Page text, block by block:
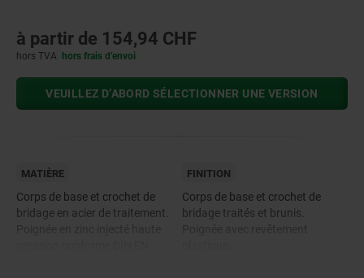
à partir de 154,94 CHF
hors TVA hors frais d’envoi
VEUILLEZ D’ABORD SÉLECTIONNER UNE VERSION
MATIÈRE
Corps de base et crochet de
bridage en acier de traitement.
FINITION
Corps de base et crochet de
bridage traités et brunis.